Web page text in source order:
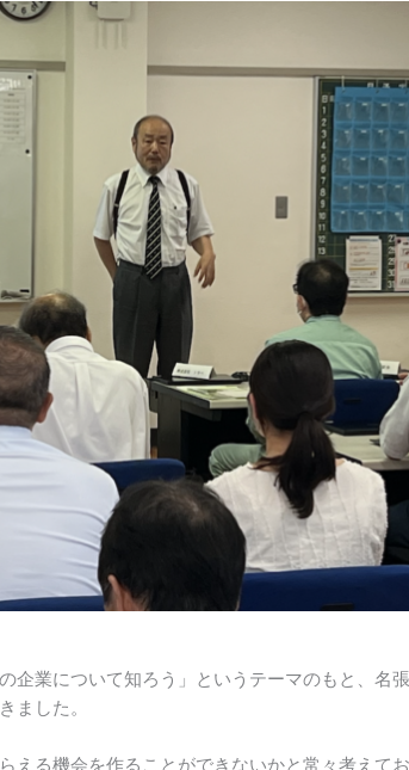
業について知ろう」というテーマのもと、名
ました。
る機会を作ることができないかと常々考えて